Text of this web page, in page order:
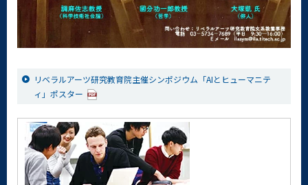
リベラルアーツ研究教育院主催シンポジウム「AIとヒューマニテ
ィ」ポスター